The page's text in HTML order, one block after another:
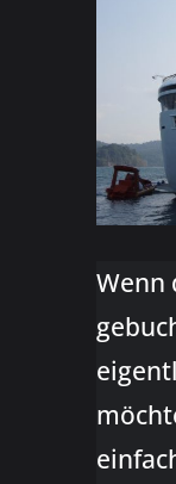
Wenn